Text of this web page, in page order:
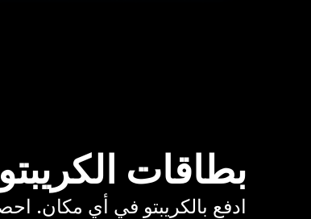
بطاقات الكريبتو